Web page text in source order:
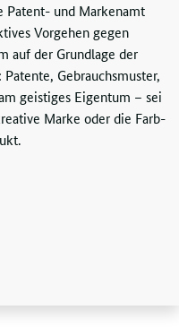
Patent- und Markenamt
Vorgehen gegen
auf der Grundlage der
Gebrauchsmuster,
geistiges Eigentum – sei
Marke oder die Farb-